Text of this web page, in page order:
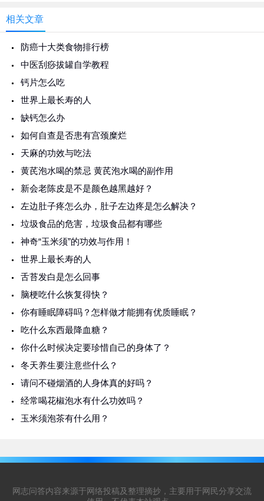
相关文章
防癌十大类食物排行榜
中医刮痧拔罐自学教程
钙片怎么吃
世界上最长寿的人
缺钙怎么办
如何自查是否患有宫颈糜烂
天麻的功效与吃法
黄芪泡水喝的禁忌 黄芪泡水喝的副作用
新会老陈皮是不是颜色越黑越好？
左边肚子疼怎么办，肚子左边疼是怎么解决？
垃圾食品的危害，垃圾食品都有哪些
神奇“玉米须”的功效与作用！
世界上最长寿的人
舌苔发白是怎么回事
脑梗吃什么恢复得快？
你有睡眠障碍吗？怎样做才能拥有优质睡眠？
吃什么东西最降血糖？
你什么时候决定要珍惜自己的身体了？
冬天养生要注意些什么？
请问不碰烟酒的人身体真的好吗？
经常喝花椒泡水有什么功效吗？
玉米须泡茶有什么用？
网志问答内容来源于网络投稿及整理摘抄，主要用于网民分享交流